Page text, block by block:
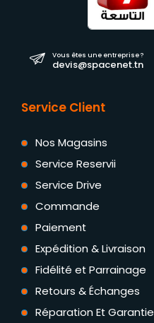
Vous êtes une entreprise ?
devis@spacenet.tn
Service Client
Nos Magasins
Service Reservii
Service Drive
Commande
Paiement
Expédition & Livraison
Fidélité et Parrainage
Retours & Échanges
Réparation Et Garantie